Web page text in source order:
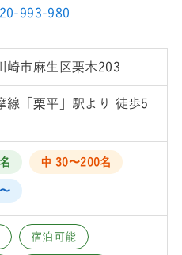
崎市麻生区栗木203
線「栗平」駅より 徒歩5
中 30〜200名
宿泊可能